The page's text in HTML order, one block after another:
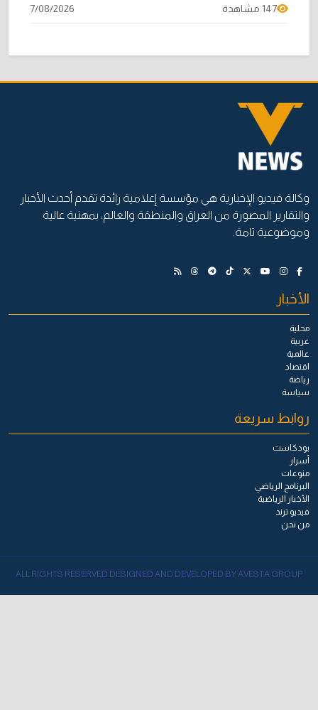
147 مشاهدة 7/08/2026
وكالة فيديو الإخبارية هي مؤسسة إعلامية رائدة تقدم أحدث الأخبار
والتقارير المصورة من العراق والمنطقة والعالم، بمهنية عالية
وموضوعية تامة.
الأخبار
محلية
عربية
عالمية
اقتصاد
رياضة
سياسة
روابط سريعة
بودكاست
أسرار
منوعات
البرنامج الرياضي
الأخبار الرياضية
فيديو ترند
من نحن
ALL RIGHTS RESERVED DESIGNED AND DEVELOPED BY AVESTA GROUP